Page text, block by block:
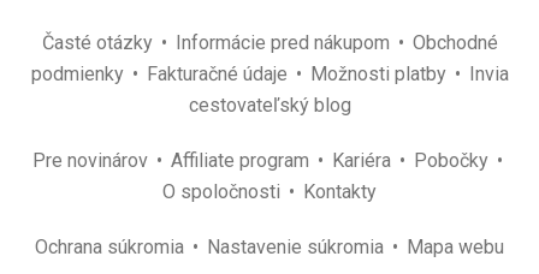
Časté otázky Informácie pred nákupom
Obchodné
podmienky
Fakturačné údaje Možnosti platby
Invia
cestovateľský blog
Pre novinárov Affiliate program Kariéra
Pobočky
O spoločnosti
Kontakty
Ochrana súkromia Nastavenie súkromia Mapa webu